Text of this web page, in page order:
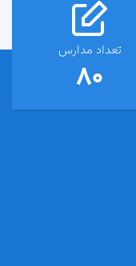
تعداد مدارس
80